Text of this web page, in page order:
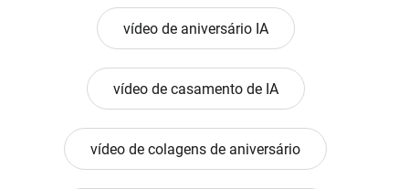
vídeo de aniversário IA
vídeo de casamento de IA
vídeo de colagens de aniversário